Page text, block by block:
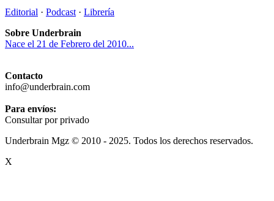
Editorial · Podcast · Librería
Sobre Underbrain
Nace el 21 de Febrero del 2010...
Contacto
info@underbrain.com
Para envíos:
Consultar por privado
Underbrain Mgz © 2010 - 2025. Todos los derechos reservados.
X